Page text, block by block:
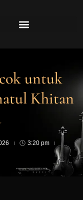
untuk
Khitan
3:20 pm